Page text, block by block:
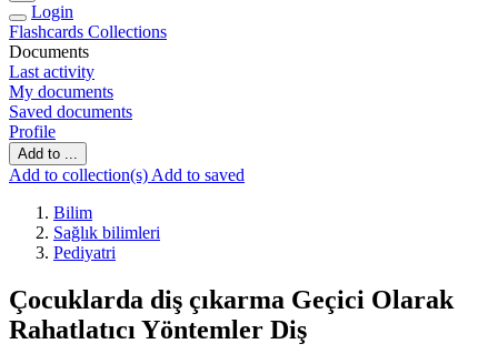
Login
Flashcards Collections
Documents
Last activity
My documents
Saved documents
Profile
Add to ...
Add to collection(s) Add to saved
Bilim
Sağlık bilimleri
Pediyatri
Çocuklarda diş çıkarma Geçici Olarak
Rahatlatıcı Yöntemler Diş